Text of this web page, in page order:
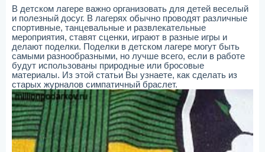
В детском лагере важно организовать для детей веселый
и полезный досуг. В лагерях обычно проводят различные
спортивные, танцевальные и развлекательные
мероприятия, ставят сценки, играют в разные игры и
делают поделки. Поделки в детском лагере могут быть
самыми разнообразными, но лучше всего, если в работе
будут использованы природные или бросовые
материалы. Из этой статьи Вы узнаете, как сделать из
старых журналов симпатичный браслет.